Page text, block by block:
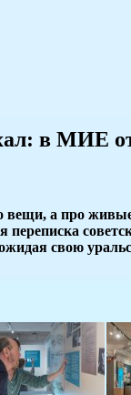
в МИЕ
вещи, а про
переписка
свою